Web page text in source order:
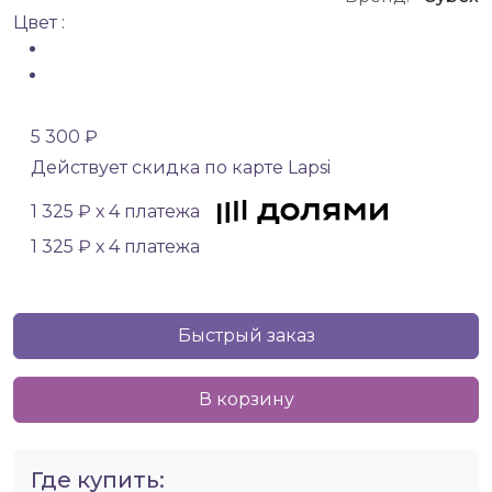
Цвет :
5 300 ₽
Действует скидка по карте Lapsi
1 325 ₽ х 4 платежа
1 325 ₽ х 4 платежа
Быстрый заказ
В корзину
Где купить: